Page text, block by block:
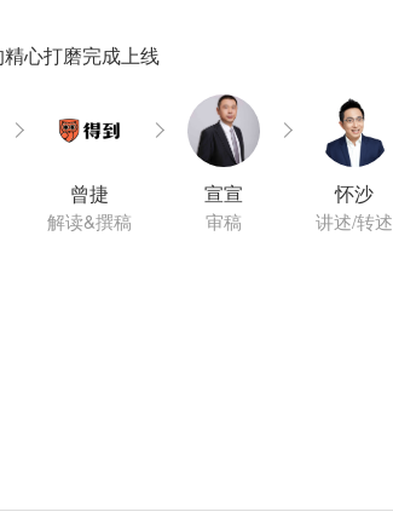
小时的精心打磨完成上线
曾捷
解读&撰稿
宣宣
审稿
怀沙
讲述/转述